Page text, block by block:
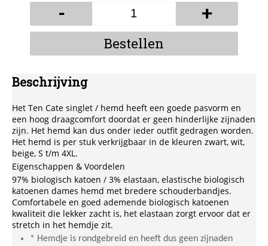
- +
Bestellen
Beschrijving
Het Ten Cate singlet / hemd heeft een goede pasvorm en
een hoog draagcomfort doordat er geen hinderlijke zijnaden
zijn. Het hemd kan dus onder ieder outfit gedragen worden.
Het hemd is per stuk verkrijgbaar in de kleuren zwart, wit,
beige, S t/m 4XL.
Eigenschappen & Voordelen
97% biologisch katoen / 3% elastaan, elastische biologisch
katoenen dames hemd met bredere schouderbandjes.
Comfortabele en goed ademende biologisch katoenen
kwaliteit die lekker zacht is, het elastaan zorgt ervoor dat er
stretch in het hemdje zit.
* Hemdje is rondgebreid en heeft dus geen zijnaden